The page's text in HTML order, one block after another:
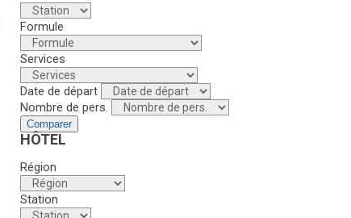
Formule
Services
Date de départ
Nombre de pers.
Comparer
HÔTEL
Région
Station